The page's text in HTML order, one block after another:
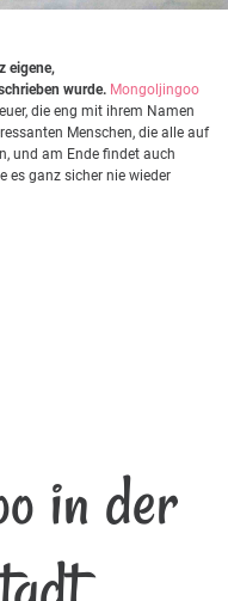
eigene,
wurde. Mongoljingoo
die eng mit ihrem Namen
Menschen, die alle auf
und am Ende findet auch
es ganz sicher nie wieder
in der